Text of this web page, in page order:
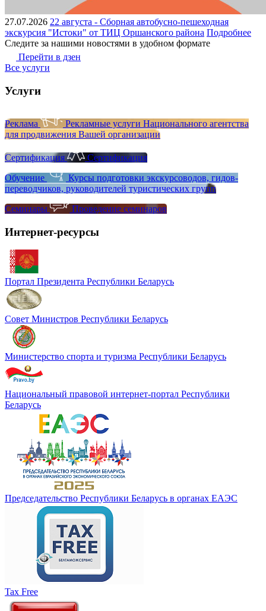
27.07.2026 22 августа - Сборная автобусно-пешеходная
экскурсия "Истоки" от ТИЦ Оршанского района Подробнее
Следите за нашими новостями в удобном формате
Перейти в дзен
Все услуги
Услуги
Реклама
Рекламные услуги Национального агентства
для продвижения Вашей организации
Сертификация
Сертификация
Обучение
Курсы подготовки экскурсоводов, гидов-
переводчиков, руководителей туристических групп
Семинары
Проведение семинаров
Интернет-ресурсы
Портал Президента Республики Беларусь
Совет Министров Pеспублики Беларусь
Министерство спорта и туризма Республики Беларусь
Национальный правовой интернет-портал Республики
Беларусь
Председательство Республики Беларусь в органах ЕАЭС
Tax Free